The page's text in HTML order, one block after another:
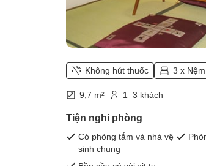
Không hút thuốc 3 x
9,7 m² 1–3 khách
Tiện nghi phòng
Có phòng tắm và nhà vệ
sinh chung